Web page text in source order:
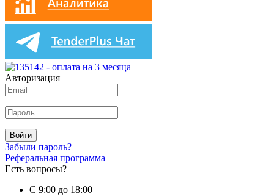
Авторизация
Войти
Забыли пароль?
Реферальная программа
Есть вопросы?
С 9:00 до 18:00